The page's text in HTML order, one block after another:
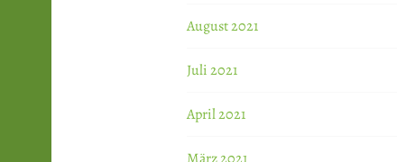
August 2021
Juli 2021
April 2021